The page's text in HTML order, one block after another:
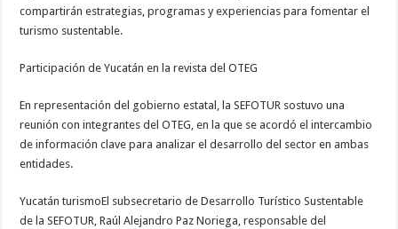
compartirán estrategias, programas y experiencias para fomentar el
turismo sustentable.
Participación de Yucatán en la revista del OTEG
En representación del gobierno estatal, la SEFOTUR sostuvo una
reunión con integrantes del OTEG, en la que se acordó el intercambio
de información clave para analizar el desarrollo del sector en ambas
entidades.
Yucatán turismoEl subsecretario de Desarrollo Turístico Sustentable
de la SEFOTUR, Raúl Alejandro Paz Noriega, responsable del